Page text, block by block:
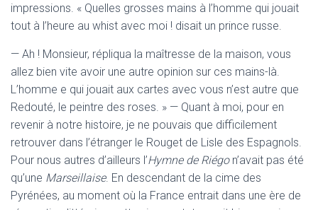
impressions. « Quelles grosses mains à l’homme qui jouait
tout à l’heure au whist avec moi ! disait un prince russe.
— Ah ! Monsieur, répliqua la maîtresse de la maison, vous
allez bien vite avoir une autre opinion sur ces mains-là.
L’homme e qui jouait aux cartes avec vous n’est autre que
Redouté, le peintre des roses. » — Quant à moi, pour en
revenir à notre histoire, je ne pouvais que difficilement
retrouver dans l’étranger le Rouget de Lisle des Espagnols.
Pour nous autres d’ailleurs l’Hymne de Riégo n’avait pas été
qu’une Marseillaise. En descendant de la cime des
Pyrénées, au moment où la France entrait dans une ère de